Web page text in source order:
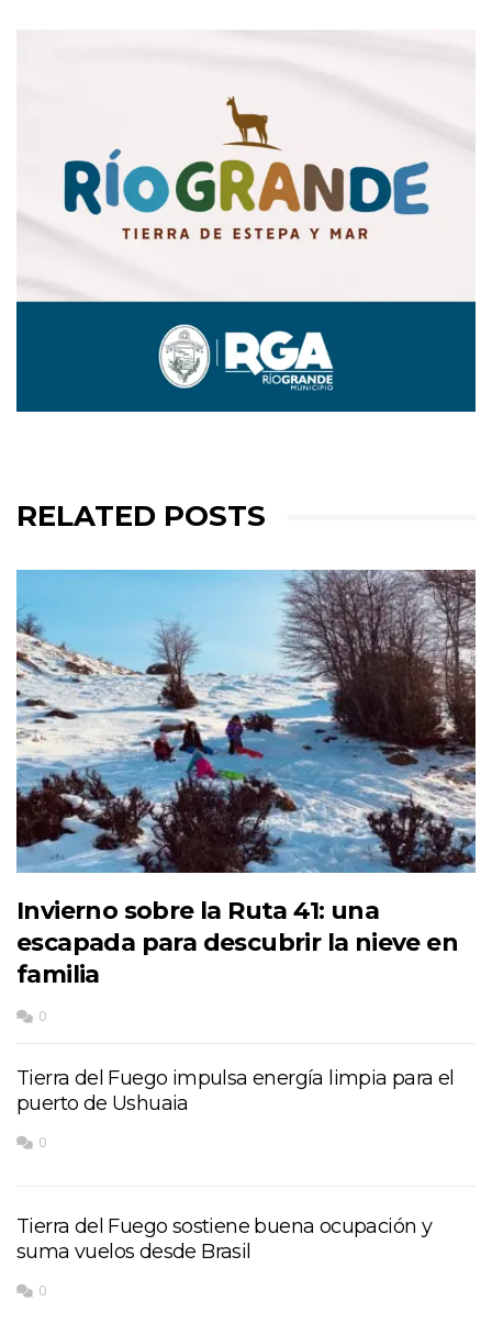
RELATED POSTS
Invierno sobre la Ruta 41: una
escapada para descubrir la nieve en
familia
0
Tierra del Fuego impulsa energía limpia para el
puerto de Ushuaia
0
Tierra del Fuego sostiene buena ocupación y
suma vuelos desde Brasil
0